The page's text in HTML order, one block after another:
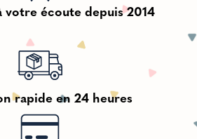
votre écoute depuis 2014
rapide en 24 heures